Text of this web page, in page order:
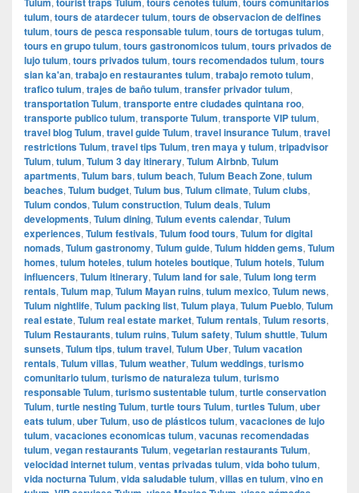
tulum, tours de atardecer tulum, tours de observacion de delfines
tulum, tours de pesca responsable tulum, tours de tortugas tulum,
tours en grupo tulum, tours gastronomicos tulum, tours privados de
lujo tulum, tours privados tulum, tours recomendados tulum, tours
sian ka'an, trabajo en restaurantes tulum, trabajo remoto tulum,
trafico tulum, trajes de baño tulum, transfer privador tulum,
transportation Tulum, transporte entre ciudades quintana roo,
transporte publico tulum, transporte Tulum, transporte VIP tulum,
travel blog Tulum, travel guide Tulum, travel insurance Tulum, travel
restrictions Tulum, travel tips Tulum, tren maya y tulum, tripadvisor
Tulum, tulum, Tulum 3 day itinerary, Tulum Airbnb, Tulum
apartments, Tulum bars, tulum beach, Tulum Beach Zone, tulum
beaches, Tulum budget, Tulum bus, Tulum climate, Tulum clubs,
Tulum condos, Tulum construction, Tulum deals, Tulum
developments, Tulum dining, Tulum events calendar, Tulum
experiences, Tulum festivals, Tulum food tours, Tulum for digital
nomads, Tulum gastronomy, Tulum guide, Tulum hidden gems, Tulum
homes, tulum hoteles, tulum hoteles boutique, Tulum hotels, Tulum
influencers, Tulum itinerary, Tulum land for sale, Tulum long term
rentals, Tulum map, Tulum Mayan ruins, tulum mexico, Tulum news,
Tulum nightlife, Tulum packing list, Tulum playa, Tulum Pueblo, Tulum
real estate, Tulum real estate market, Tulum rentals, Tulum resorts,
Tulum Restaurants, tulum ruins, Tulum safety, Tulum shuttle, Tulum
sunsets, Tulum tips, tulum travel, Tulum Uber, Tulum vacation
rentals, Tulum villas, Tulum weather, Tulum weddings, turismo
comunitario tulum, turismo de naturaleza tulum, turismo
responsable Tulum, turismo sustentable tulum, turtle conservation
Tulum, turtle nesting Tulum, turtle tours Tulum, turtles Tulum, uber
eats tulum, uber Tulum, uso de plásticos tulum, vacaciones de lujo
tulum, vacaciones economicas tulum, vacunas recomendadas
tulum, vegan restaurants Tulum, vegetarian restaurants Tulum,
velocidad internet tulum, ventas privadas tulum, vida boho tulum,
vida nocturna Tulum, vida saludable tulum, villas en tulum, vino en